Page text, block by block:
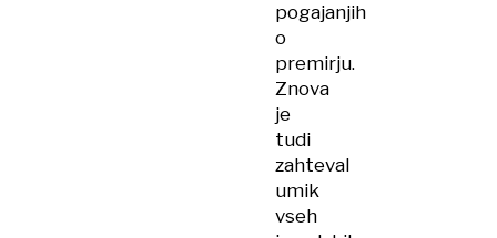
pogajanjih
o
premirju.
Znova
je
tudi
zahteval
umik
vseh